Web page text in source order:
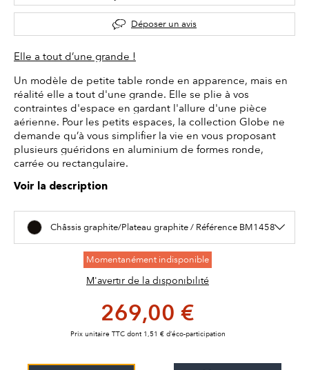
Déposer un avis
Elle a tout d’une grande !
Un modèle de petite table ronde en apparence, mais en
réalité elle a tout d'une grande. Elle se plie à vos
contraintes d'espace en gardant l'allure d'une pièce
aérienne. Pour les petits espaces, la collection Globe ne
demande qu’à vous simplifier la vie en vous proposant
plusieurs guéridons en aluminium de formes ronde,
carrée ou rectangulaire.
Voir la description
Châssis graphite/Plateau graphite / Référence BM1458
Momentanément indisponible
M'avertir de la disponibilité
269,00 €
Prix unitaire TTC dont 1,51 € d’éco-participation